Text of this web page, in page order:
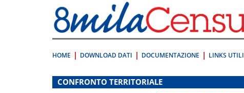
direttamente
a:
Contenuto
HOME DOWNLOAD DATI DOCUMENTAZIONE LINKS UTILI
.
CONFRONTO TERRITORIALE